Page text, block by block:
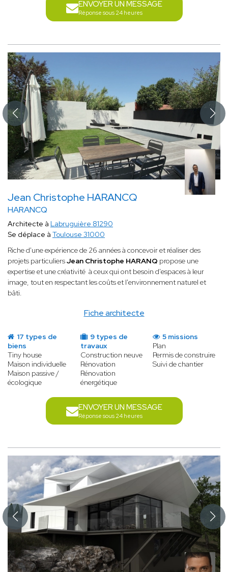
ENVOYER UN MESSAGE
Réponse sous 24 heures
Jean Christophe HARANCQ
HARANCQ
Fiche architecte
Architecte à Labruguière 81290
Se déplace à Toulouse 31000
Riche d'une expérience de 26 années à concevoir et réaliser des
projets particuliersJean Christophe HARANQ propose une
expertise et une créativité à ceux qui ont besoin d'espaces à leur
image, tout en respectant les coûts et l'environnement naturel et
bâti.
17 types de
biens
Tiny house
Maison individuelle
Maison passive /
écologique
9 types de
travaux
Construction neuve
Rénovation
Rénovation
énergétique
5 missions
Plan
Permis de construire
Suivi de chantier
ENVOYER UN MESSAGE
Réponse sous 24 heures